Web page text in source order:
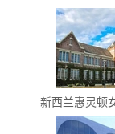
新西兰惠灵顿